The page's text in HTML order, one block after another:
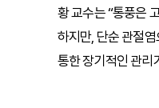
황 교수는 “통풍은
하지만, 단순 관절
통한 장기적인 관리